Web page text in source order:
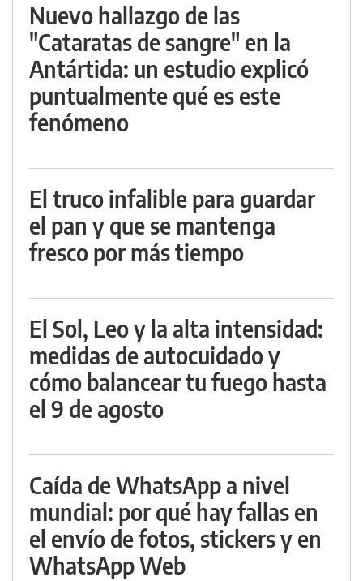
Nuevo hallazgo de las
"Cataratas de sangre" en la
Antártida: un estudio explicó
puntualmente qué es este
fenómeno
El truco infalible para guardar
el pan y que se mantenga
fresco por más tiempo
El Sol, Leo y la alta intensidad:
medidas de autocuidado y
cómo balancear tu fuego hasta
el 9 de agosto
Caída de WhatsApp a nivel
mundial: por qué hay fallas en
el envío de fotos, stickers y en
WhatsApp Web